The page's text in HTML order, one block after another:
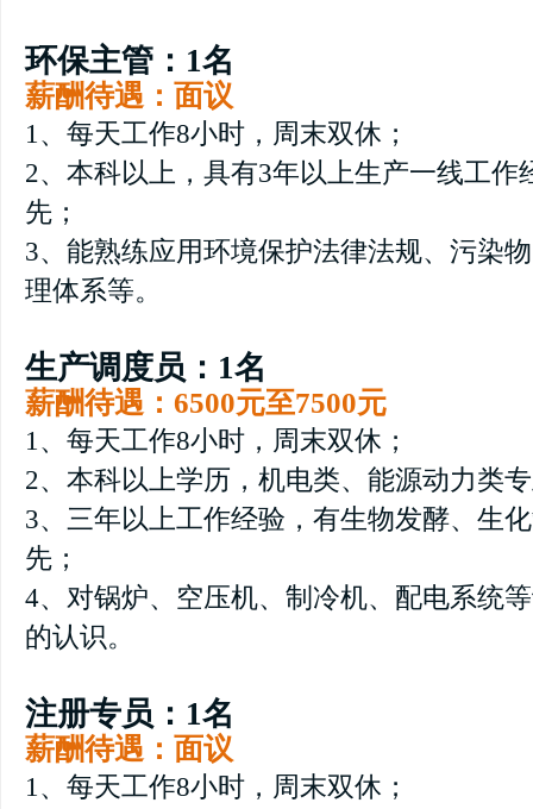
环保主管：1名
薪酬待遇：面议
1、每天工作8小时，周末双休；
2、本科以上，具有3年以上生产一线工作
先；
3、能熟练应用环境保护法律法规、污染
理体系等。
生产调度员：1名
薪酬待遇：6500元至7500元
1、每天工作8小时，周末双休；
2、本科以上学历，机电类、能源动力类
3、三年以上工作经验，有生物发酵、生
先；
4、对锅炉、空压机、制冷机、配电系统
的认识。
注册专员：1名
薪酬待遇：面议
1、每天工作8小时，周末双休；